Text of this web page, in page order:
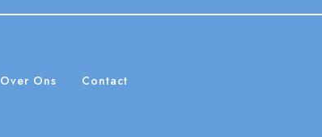
Over Ons Contact